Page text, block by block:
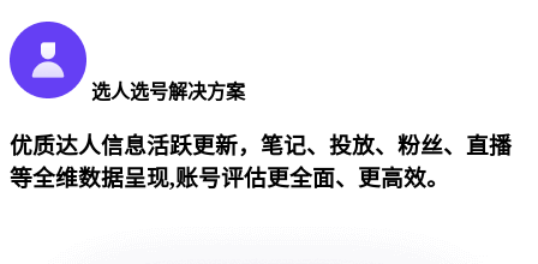
选人选号解决方案
优质达人信息活跃更新，笔记、投放、粉丝、直播
等全维数据呈现,账号评估更全面、更高效。